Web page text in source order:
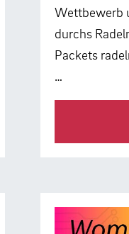
Wettbewerb
durchs
Packets
…